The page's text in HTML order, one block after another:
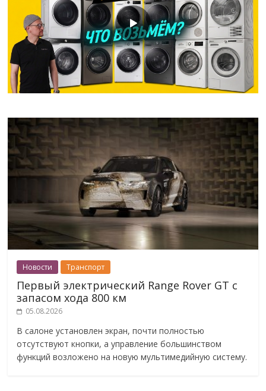
Новости Транспорт
Первый электрический Range Rover GT с
запасом хода 800 км
05.08.2026
В салоне установлен экран, почти полностью
отсутствуют кнопки, а управление большинством
функций возложено на новую мультимедийную систему.